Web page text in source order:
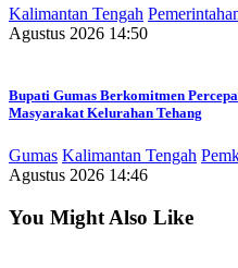
Kalimantan Tengah
Agustus 2026 14:50
Bupati Gumas Berkomitmen
Masyarakat Kelurahan Tehang
Gumas Kalimantan Tengah
Agustus 2026 14:46
You Might Also Like